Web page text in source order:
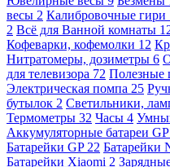
весы 2 Калибровочные гири
2 Всё для Ванной комнаты
Кофеварки, кофемолки 12
Нитратомеры, дозиметры 6
для телевизора 72 Полезные
Электрическая помпа 25
бутылок 2 Светильники,
Термометры 32 Часы 4
Аккумуляторные батареи GP
Батарейки GP 22 Батарейки
Батарейки Xiaomi 2